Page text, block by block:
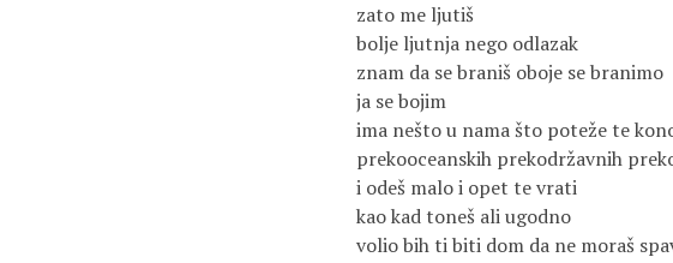
zato me ljutiš
bolje ljutnja nego odlazak
znam da se braniš oboje se branimo
ja se bojim
ima nešto u nama što poteže te
prekooceanskih prekodržavnih
i odeš malo i opet te vrati
kao kad toneš ali ugodno
volio bih ti biti dom da ne moraš